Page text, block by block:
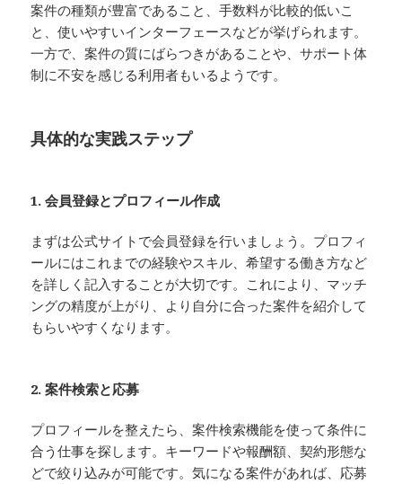
案件の種類が豊富であること、手数料が比較的低いこ
と、使いやすいインターフェースなどが挙げられます。
一方で、案件の質にばらつきがあることや、サポート体
制に不安を感じる利用者もいるようです。
具体的な実践ステップ
1. 会員登録とプロフィール作成
まずは公式サイトで会員登録を行いましょう。プロフィ
ールにはこれまでの経験やスキル、希望する働き方など
を詳しく記入することが大切です。これにより、マッチ
ングの精度が上がり、より自分に合った案件を紹介して
もらいやすくなります。
2. 案件検索と応募
プロフィールを整えたら、案件検索機能を使って条件に
合う仕事を探します。キーワードや報酬額、契約形態な
どで絞り込みが可能です。気になる案件があれば、応募